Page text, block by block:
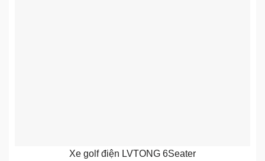
Xe golf điện LVTONG 6Seater